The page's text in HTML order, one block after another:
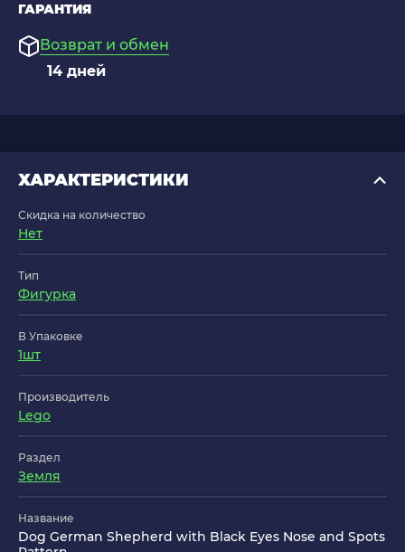
ГАРАНТИЯ
Возврат и обмен
14 дней
ХАРАКТЕРИСТИКИ
Скидка на количество
Нет
Тип
Фигурка
В Упаковке
1шт
Производитель
Lego
Раздел
Земля
Название
Dog German Shepherd with Black Eyes Nose and Spots